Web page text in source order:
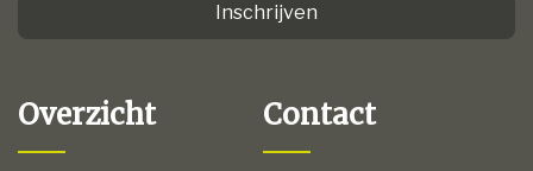
Inschrijven
Overzicht Contact